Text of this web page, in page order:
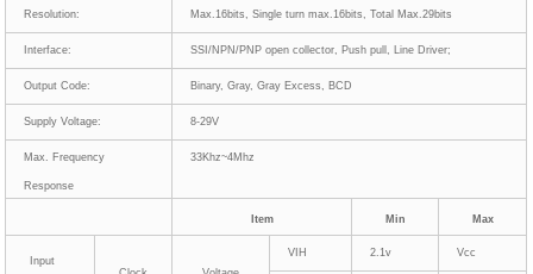
Resolution: Max.16bits, Single turn max.16bits, Total Max.29bits
Interface: SSI/NPN/PNP open collector, Push pull, Line Driver;
Output Code: Binary, Gray, Gray Excess, BCD
Supply Voltage: 8-29V
Max. Frequency
Response
33Khz~4Mhz
Item Min Max
Input
VIH 2.1v Vcc